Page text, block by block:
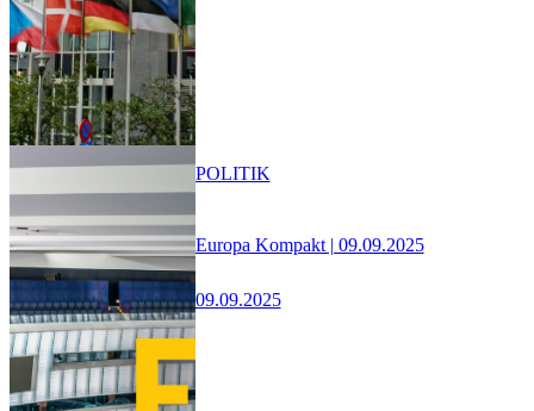
Europa Kompakt | 09.09.2025
09.09.2025
POLITIK